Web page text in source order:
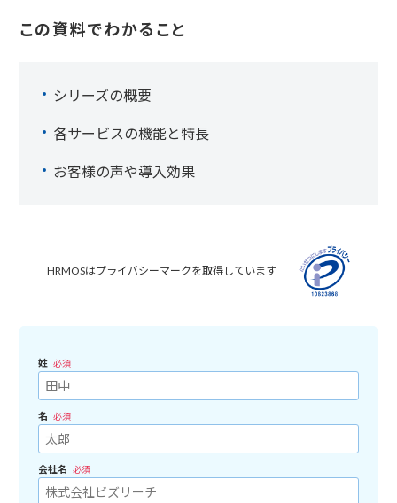
この資料でわかること
シリーズの概要
各サービスの機能と特長
お客様の声や導入効果
HRMOSはプライバシーマークを取得しています
姓 必須
名 必須
会社名 必須